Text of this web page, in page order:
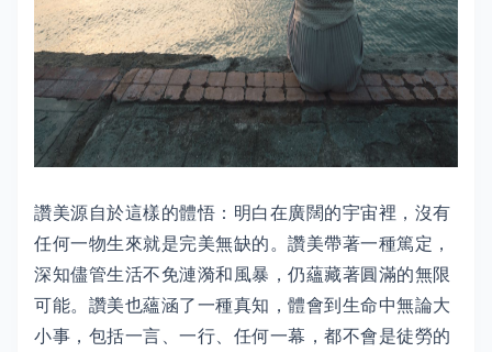
讚美源自於這樣的體悟：明白在廣闊的宇宙裡，沒有
任何一物生來就是完美無缺的。讚美帶著一種篤定，
深知儘管生活不免漣漪和風暴，仍蘊藏著圓滿的無限
可能。讚美也蘊涵了一種真知，體會到生命中無論大
小事，包括一言、一行、任何一幕，都不會是徒勞的